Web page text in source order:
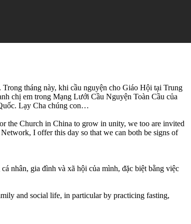
tháng này, khi cầu nguyện cho Giáo Hội tại Trung
chị em trong Mạng Lưới Cầu Nguyện Toàn Cầu của
Lạy Cha chúng con…
the Church in China to grow in unity, we too are invited
I offer this day so that we can both be signs of
nhân, gia đình và xã hội của mình, đặc biệt bằng việc
and social life, in particular by practicing fasting,